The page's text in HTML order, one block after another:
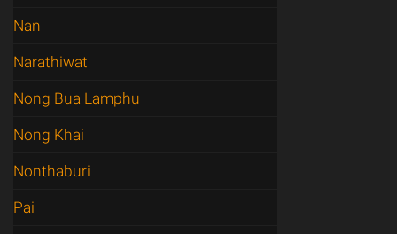
Nan
Narathiwat
Nong Bua Lamphu
Nong Khai
Nonthaburi
Pai